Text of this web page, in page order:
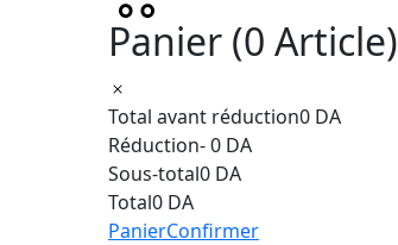
Panier (0 Article)
Total avant réduction0 DA
Réduction- 0 DA
Sous-total0 DA
Total0 DA
PanierConfirmer